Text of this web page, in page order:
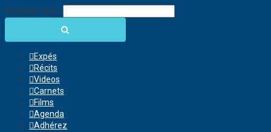
Chercher pour:
Expés
Récits
Videos
Carnets
Films
Agenda
Adhérez